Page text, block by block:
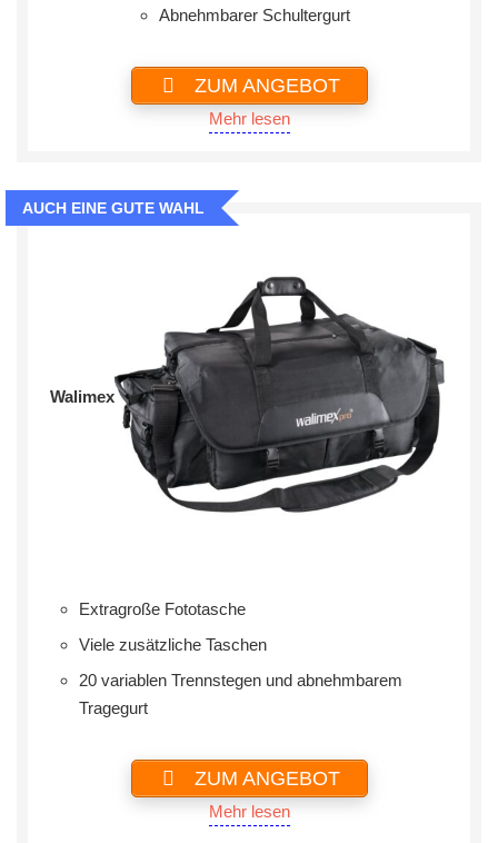
Abnehmbarer Schultergurt
ZUM ANGEBOT
Mehr lesen
AUCH EINE GUTE WAHL
Walimex
Extragroße Fototasche
Viele zusätzliche Taschen
20 variablen Trennstegen und abnehmbarem
Tragegurt
ZUM ANGEBOT
Mehr lesen